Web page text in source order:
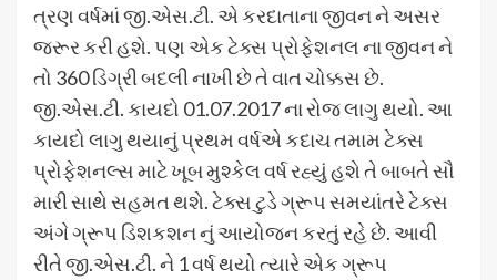
ત્રણ વર્ષમાં જી.એસ.ટી. એ કરદાતાના જીવન ને અસર
જરૂર કરી હશે. પણ એક ટેક્સ પ્રોફેશનલ ના જીવન ને
તો 360 ડિગ્રી બદલી નાખી છે તે વાત ચોક્કસ છે.
જી.એસ.ટી. કાયદો 01.07.2017 ના રોજ લાગુ થયો. આ
કાયદો લાગુ થયાનું પ્રથમ વર્ષએ કદાચ તમામ ટેક્સ
પ્રોફેશનલ્સ માટે ખૂબ મુશ્કેલ વર્ષ રહ્યું હશે તે બાબતે સૌ
મારી સાથે સહમત થશે. ટેક્સ ટુડે ગ્રૂપ સમયાંતરે ટેક્સ
અંગે ગ્રૂપ ડિશકશન નું આયોજન કરતું રહે છે. આવી
રીતે જી.એસ.ટી. ને 1 વર્ષ થયો ત્યારે એક ગ્રૂપ